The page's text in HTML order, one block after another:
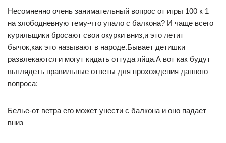
Несомненно очень занимательный вопрос от игры 100 к 1
на злободневную тему-что упало с балкона? И чаще всего
курильщики бросают свои окурки вниз,и это летит
бычок,как это называют в народе.Бывает детишки
развлекаются и могут кидать оттуда яйца.А вот как будут
выглядеть правильные ответы для прохождения данного
вопроса:
Белье-от ветра его может унести с балкона и оно падает
вниз